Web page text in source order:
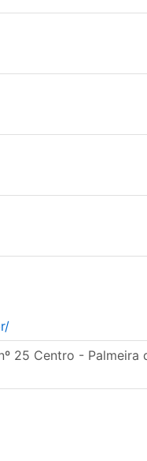
25 Centro - Palmeira